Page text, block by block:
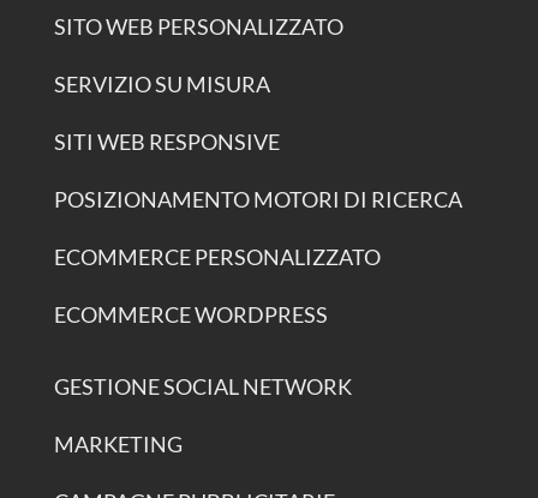
SITO WEB PERSONALIZZATO
SERVIZIO SU MISURA
SITI WEB RESPONSIVE
POSIZIONAMENTO MOTORI DI RICERCA
ECOMMERCE PERSONALIZZATO
ECOMMERCE WORDPRESS
GESTIONE SOCIAL NETWORK
MARKETING